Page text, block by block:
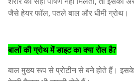
जैसे हेयर फॉल, पतले बाल और धीमी ग्रोथ।
बालों की ग्रोथ में डाइट का क्या रोल है?
बाल मुख्य रूप से प्रोटीन से बने होते हैं।